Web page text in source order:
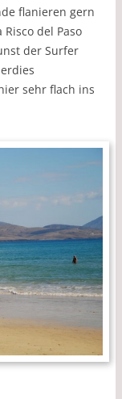
flanieren gern
del Paso
der Surfer
sehr flach ins